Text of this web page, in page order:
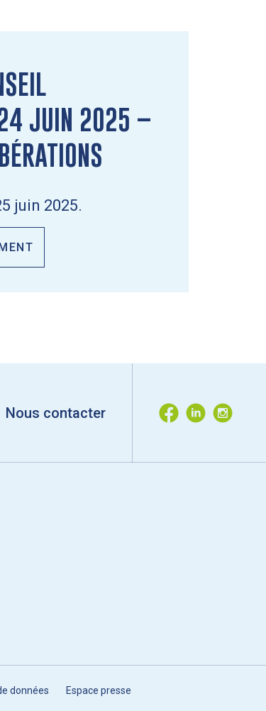
24 JUIN 2025 –
juin 2025.
Nous contacter
données Espace presse